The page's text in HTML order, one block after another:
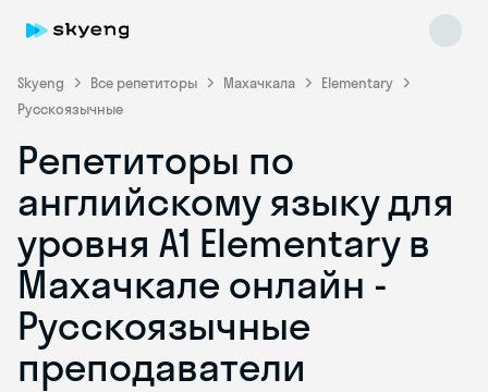
Skyeng Все репетиторы Махачкала
Elementary
Русскоязычные
Репетиторы по
английскому языку для
уровня A1 Elementary в
Махачкале онлайн -
Русскоязычные
преподаватели
Skyeng Chat